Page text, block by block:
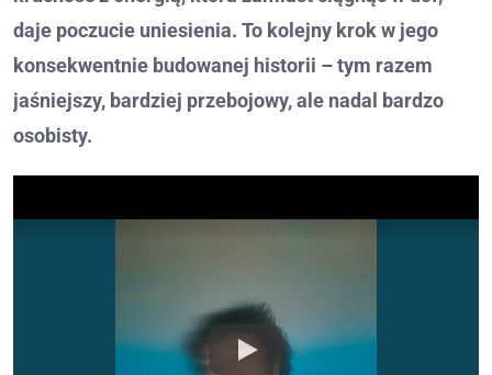
daje poczucie uniesienia. To kolejny krok w jego
konsekwentnie budowanej historii – tym razem
jaśniejszy, bardziej przebojowy, ale nadal bardzo
osobisty.